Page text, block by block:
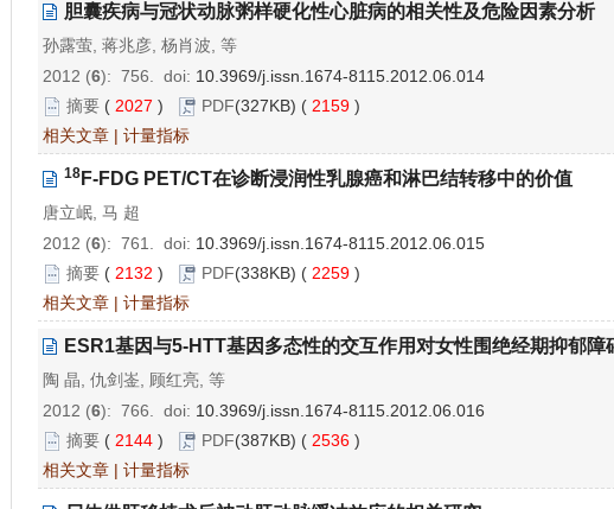
胆囊疾病与冠状动脉粥样硬化性心脏病的相关性及危险因素分析
孙露萤, 蒋兆彦, 杨肖波, 等
2012 (6): 756. doi: 10.3969/j.issn.1674-8115.2012.06.014
摘要 ( 2027 ) PDF(327KB) ( 2159 )
相关文章 | 计量指标
18 F-FDG PET/CT在诊断浸润性乳腺癌和淋巴结转移中的价值
唐立岷, 马 超
2012 (6): 761. doi: 10.3969/j.issn.1674-8115.2012.06.015
摘要 ( 2132 ) PDF(338KB) ( 2259 )
相关文章 | 计量指标
ESR1基因与5-HTT基因多态性的交互作用对女性围绝经期抑郁障
陶 晶, 仇剑崟, 顾红亮, 等
2012 (6): 766. doi: 10.3969/j.issn.1674-8115.2012.06.016
摘要 ( 2144 ) PDF(387KB) ( 2536 )
相关文章 | 计量指标